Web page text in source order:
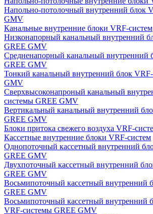
Напольно-потолочный внутренний блок
GMV
Канальные внутренние блоки VRF-систем
Низконапорный канальный внутренний
GREE GMV
Средненапорный канальный внутренний
GREE GMV
Тонкий канальный внутренний блок
GMV
Сверхвысоконапроный канальный
системы GREE GMV
Вертикальный канальный внутренний
GREE GMV
Блоки притока свежего воздуха VRF-
Кассетные внутренние блоки VRF-систем
Однопоточный кассетный внутренний
GREE GMV
Двухпоточный кассетный внутренний
GREE GMV
Восьмипоточный кассетный внутренний
GREE GMV
Восьмипоточный кассетный внутренний
VRF-системы GREE GMV